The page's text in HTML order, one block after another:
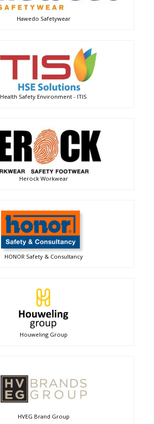
Hawedo Safetywear
Health Safety Environment - ITIS
Herock Workwear
HONOR Safety & Consultancy
Houweling Group
HVEG Brand Group